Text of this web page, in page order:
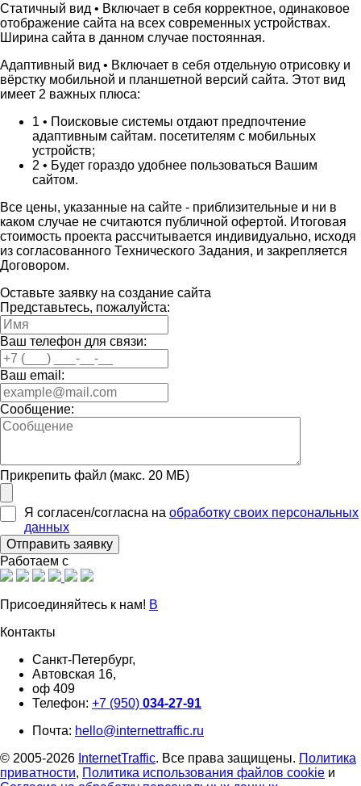
Статичный вид • Включает в себя корректное, одинаковое
отображение сайта на всех современных устройствах.
Ширина сайта в данном случае постоянная.
Адаптивный вид • Включает в себя отдельную отрисовку и
вёрстку мобильной и планшетной версий сайта. Этот вид
имеет 2 важных плюса:
1 • Поисковые системы отдают предпочтение
адаптивным сайтам. посетителям с мобильных
устройств;
2 • Будет гораздо удобнее пользоваться Вашим
сайтом.
Все цены, указанные на сайте - приблизительные и ни в
каком случае не считаются публичной офертой. Итоговая
стоимость проекта рассчитывается индивидуально, исходя
из согласованного Технического Задания, и закрепляется
Договором.
Оставьте заявку на создание сайта
Представьтесь, пожалуйста:
Ваш телефон для связи:
Ваш email:
Сообщение:
Прикрепить файл (макс. 20 МБ)
Я согласен/согласна на обработку своих персональных
данных
Работаем с
Присоединяйтесь к нам! В
Контакты
Санкт-Петербург,
Автовская 16,
оф 409
Телефон: +7 (950) 034-27-91
Почта: hello@internettraffic.ru
© 2005-2026 InternetTraffic. Все права защищены. Политика
приватности, Политика использования файлов cookie и